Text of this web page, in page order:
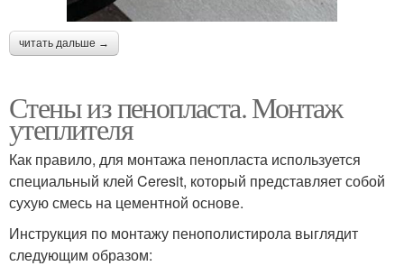
читать дальше →
Стены из пенопласта. Монтаж
утеплителя
Как правило, для монтажа пенопласта используется
специальный клей Ceresit, который представляет собой
сухую смесь на цементной основе.
Инструкция по монтажу пенополистирола выглядит
следующим образом: